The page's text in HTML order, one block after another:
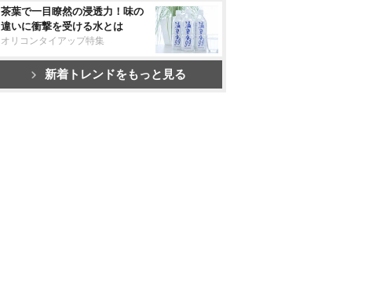
茶葉で一目瞭然の浸透力！味の
違いに衝撃を受ける水とは
オリコンタイアップ特集
新着トレンドをもっと見る